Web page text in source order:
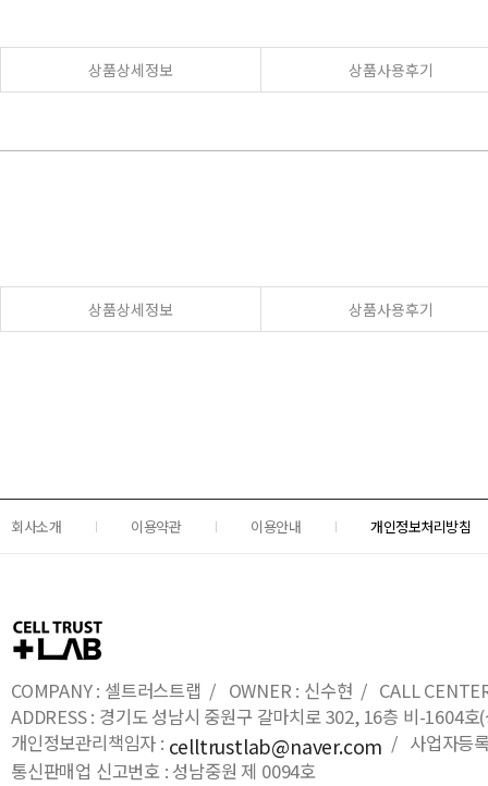
상품상세정보 상품사용후기
상품상세정보 상품사용후기
회사소개 이용약관 이용안내 개인정보처리방침
COMPANY : 셀트러스트랩 / OWNER : 신수현 / CALL
ADDRESS : 경기도 성남시 중원구 갈마치로 302, 16층 비-1604
개인정보관리책임자 : celltrustlab@naver.com / 사업자등
통신판매업 신고번호 : 성남중원 제 0094호